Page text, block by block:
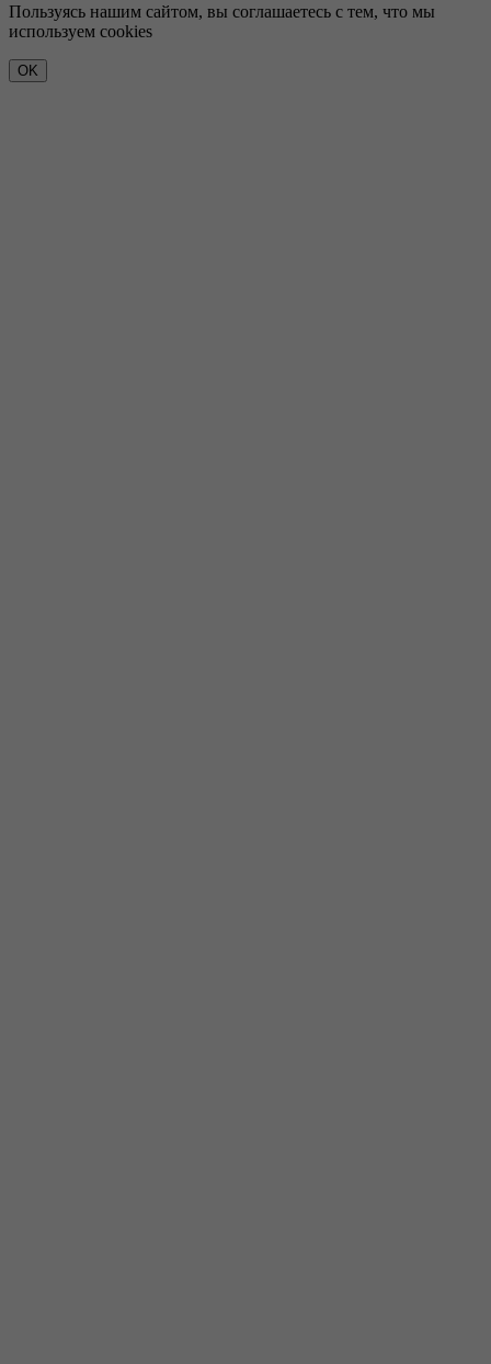
Пользуясь нашим сайтом, вы соглашаетесь с тем, что мы
используем cookies
OK